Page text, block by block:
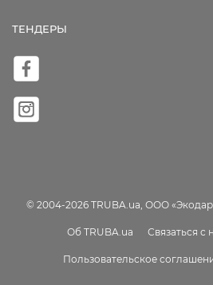
ТЕНДЕРЫ
© 2004-2026 TRUBA.ua, ООО
Об TRUBA.ua Связаться с
Пользовательское